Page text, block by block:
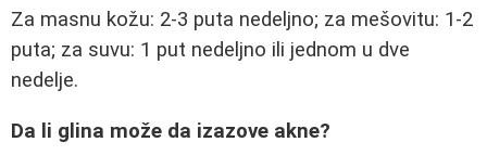
Za masnu kožu: 2-3 puta nedeljno; za mešovitu: 1-2
puta; za suvu: 1 put nedeljno ili jednom u dve
nedelje.
Da li glina može da izazove akne?